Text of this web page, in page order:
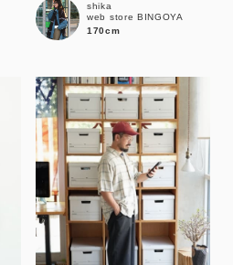
shika
web store BINGOYA
170cm